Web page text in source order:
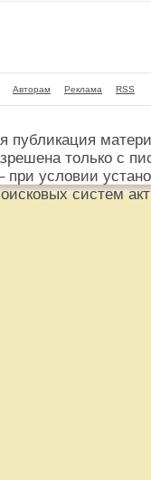
Авторам Реклама RSS
публикация
только с
условии
систем